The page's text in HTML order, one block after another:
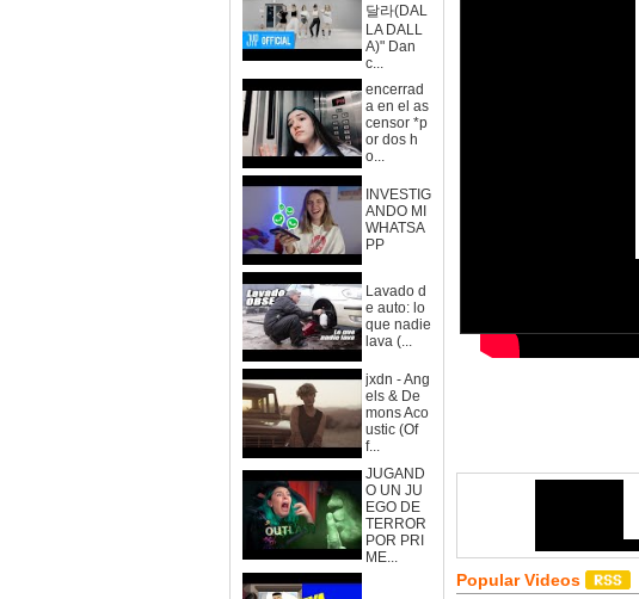
달라(DAL
LA DALL
A)" Dan
c...
encerrad
a en el as
censor *p
or dos h
o...
INVESTIG
ANDO MI
WHATSA
PP
Lavado d
e auto: lo
que nadie
lava (...
jxdn - Ang
els & De
mons Aco
ustic (Of
f...
JUGAND
O UN JU
EGO DE
TERROR
POR PRI
ME...
Popular Videos